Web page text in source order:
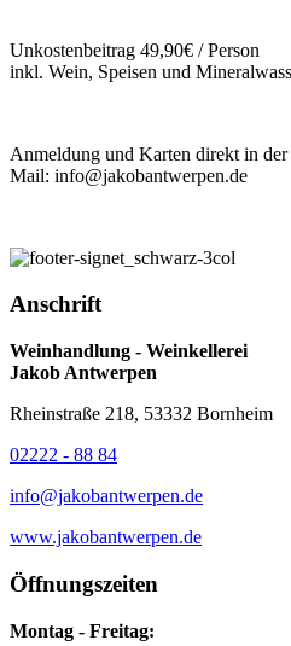
Unkostenbeitrag 49,90€ / Person
inkl. Wein, Speisen und
Anmeldung und Karten direkt in
Mail: info@jakobantwerpen.de
Anschrift
Weinhandlung - Weinkellerei
Jakob Antwerpen
Rheinstraße 218, 53332 Bornheim
02222 - 88 84
info@jakobantwerpen.de
www.jakobantwerpen.de
Öffnungszeiten
Montag - Freitag: